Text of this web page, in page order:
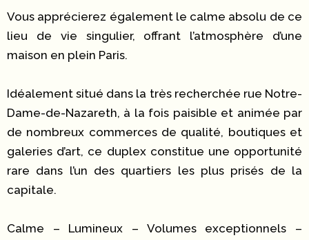
Vous apprécierez également le calme absolu de ce
lieu de vie singulier, offrant l’atmosphère d’une
maison en plein Paris.
Idéalement situé dans la très recherchée rue Notre-
Dame-de-Nazareth, à la fois paisible et animée par
de nombreux commerces de qualité, boutiques et
galeries d’art, ce duplex constitue une opportunité
rare dans l’un des quartiers les plus prisés de la
capitale.
Calme – Lumineux – Volumes exceptionnels –